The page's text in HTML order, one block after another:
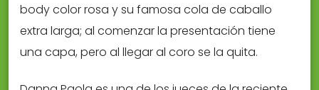
body color rosa y su famosa cola de caballo
extra larga; al comenzar la presentación tiene
una capa, pero al llegar al coro se la quita.